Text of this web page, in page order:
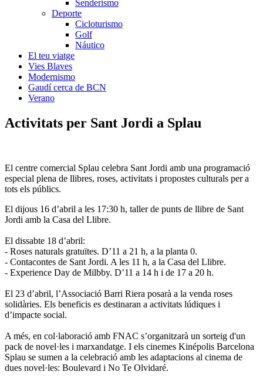
Senderismo
Deporte
Cicloturismo
Golf
Náutico
El teu viatge
Vies Blaves
Modernismo
Gaudí cerca de BCN
Verano
Activitats per Sant Jordi a Splau
El centre comercial Splau celebra Sant Jordi amb una programació
especial plena de llibres, roses, activitats i propostes culturals per a
tots els públics.
El dijous 16 d’abril a les 17:30 h, taller de punts de llibre de Sant
Jordi amb la Casa del Llibre.
El dissabte 18 d’abril:
- Roses naturals gratuïtes. D’11 a 21 h, a la planta 0.
- Contacontes de Sant Jordi. A les 11 h, a la Casa del Llibre.
- Experience Day de Milbby. D’11 a 14 h i de 17 a 20 h.
El 23 d’abril, l’Associació Barri Riera posarà a la venda roses
solidàries. Els beneficis es destinaran a activitats lúdiques i
d’impacte social.
A més, en col·laboració amb FNAC s’organitzarà un sorteig d'un
pack de novel·les i marxandatge. I els cinemes Kinépolis Barcelona
Splau se sumen a la celebració amb les adaptacions al cinema de
dues novel·les: Boulevard i No Te Olvidaré.